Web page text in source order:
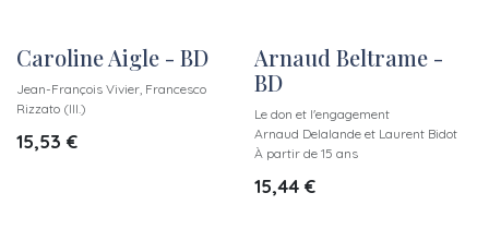
Caroline Aigle - BD
Jean-François Vivier, Francesco
Rizzato (Ill.)
15,53 €
Arnaud Beltrame -
BD
Le don et l'engagement
Arnaud Delalande et Laurent Bidot
À partir de 15 ans
15,44€